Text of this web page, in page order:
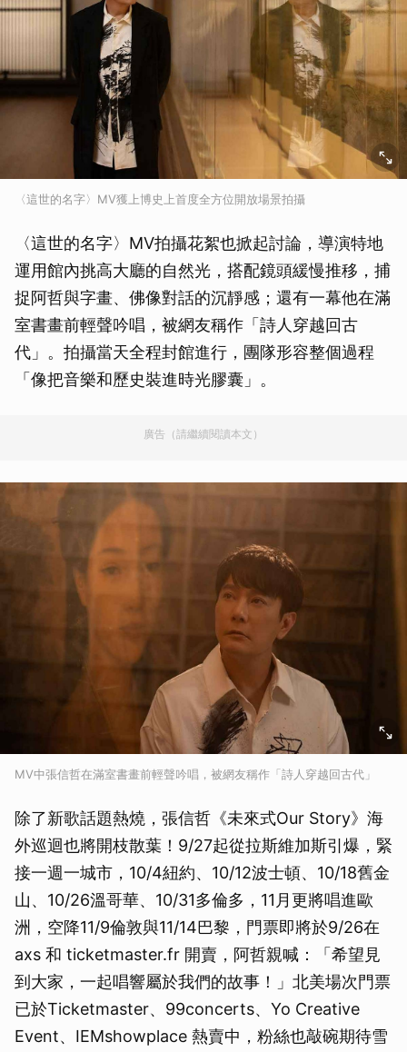
〈這世的名字〉MV獲上博史上首度全方位開放場景拍攝
〈這世的名字〉MV拍攝花絮也掀起討論，導演特地
運用館內挑高大廳的自然光，搭配鏡頭緩慢推移，捕
捉阿哲與字畫、佛像對話的沉靜感；還有一幕他在滿
室書畫前輕聲吟唱，被網友稱作「詩人穿越回古
代」。拍攝當天全程封館進行，團隊形容整個過程
「像把音樂和歷史裝進時光膠囊」。
廣告（請繼續閱讀本文）
MV中張信哲在滿室書畫前輕聲吟唱，被網友稱作「詩人穿越回古代」
除了新歌話題熱燒，張信哲《未來式Our Story》海
外巡迴也將開枝散葉！9/27起從拉斯維加斯引爆，緊
接一週一城市，10/4紐約、10/12波士頓、10/18舊金
山、10/26溫哥華、10/31多倫多，11月更將唱進歐
洲，空降11/9倫敦與11/14巴黎，門票即將於9/26在
axs 和 ticketmaster.fr 開賣，阿哲親喊：「希望見
到大家，一起唱響屬於我們的故事！」北美場次門票
已於Ticketmaster、99concerts、Yo Creative
Event、IEMshowplace 熱賣中，粉絲也敲碗期待雪